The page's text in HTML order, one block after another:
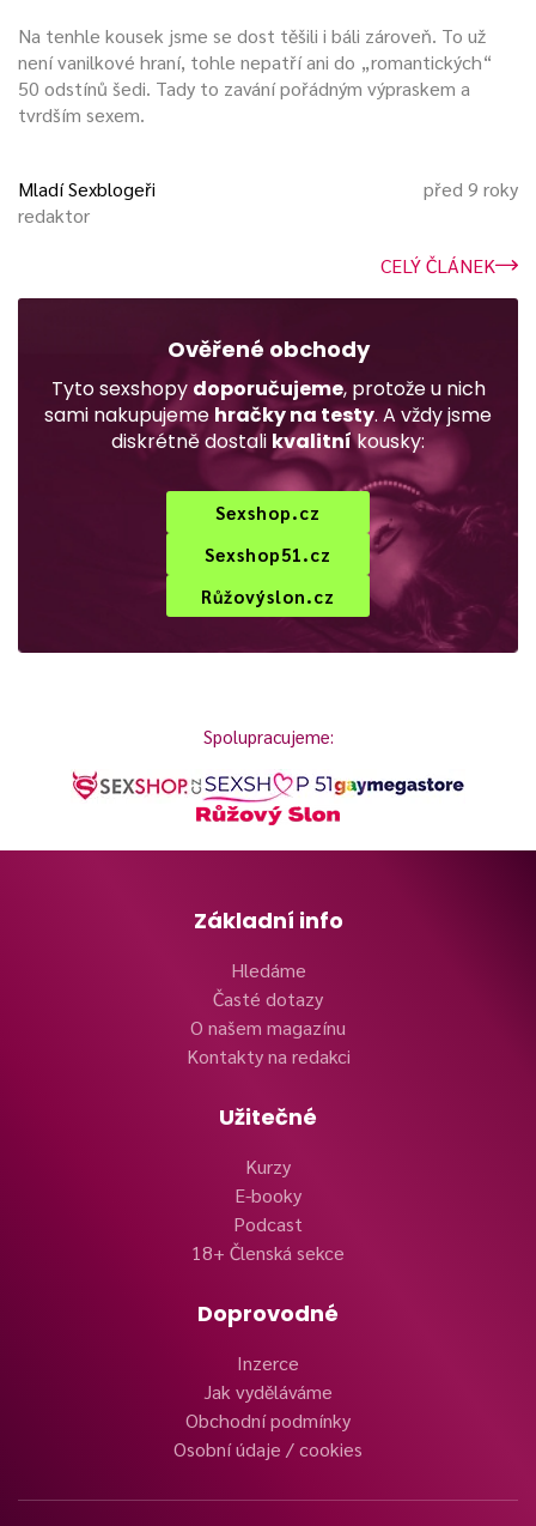
Na tenhle kousek jsme se dost těšili i báli zároveň. To už
není vanilkové hraní, tohle nepatří ani do „romantických“
50 odstínů šedi. Tady to zavání pořádným výpraskem a
tvrdším sexem.
Mladí Sexblogeři
redaktor
před 9 roky
CELÝ ČLÁNEK
Ověřené obchody
Tyto sexshopy doporučujeme, protože u nich
sami nakupujeme hračky na testy. A vždy jsme
diskrétně dostali kvalitníkousky:
Sexshop.cz
Sexshop51.cz
Růžovýslon.cz
Spolupracujeme:
Základní info
Hledáme
Časté dotazy
O našem magazínu
Kontakty na redakci
Užitečné
Kurzy
E-booky
Podcast
18+ Členská sekce
Doprovodné
Inzerce
Jak vyděláváme
Obchodní podmínky
Osobní údaje / cookies